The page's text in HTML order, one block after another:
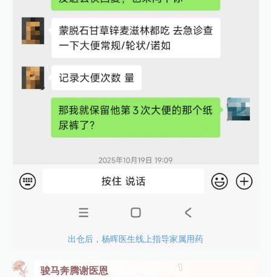
出仓后，杨晖医生线上指导家属用药
骏马奔腾谢医恩